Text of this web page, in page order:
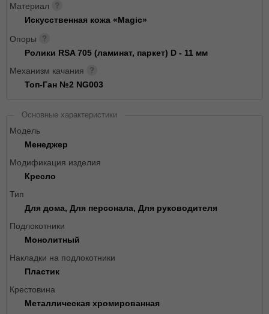
Материал
Искусственная кожа «Magic»
Опоры
Ролики RSA 705 (ламинат, паркет) D - 11 мм
Механизм качания
Топ-Ган №2 NG003
Основные характеристики
Модель
Менеджер
Модификация изделия
Кресло
Тип
Для дома, Для персонала, Для руководителя
Подлокотники
Монолитный
Накладки на подлокотники
Пластик
Крестовина
Металлическая хромированная